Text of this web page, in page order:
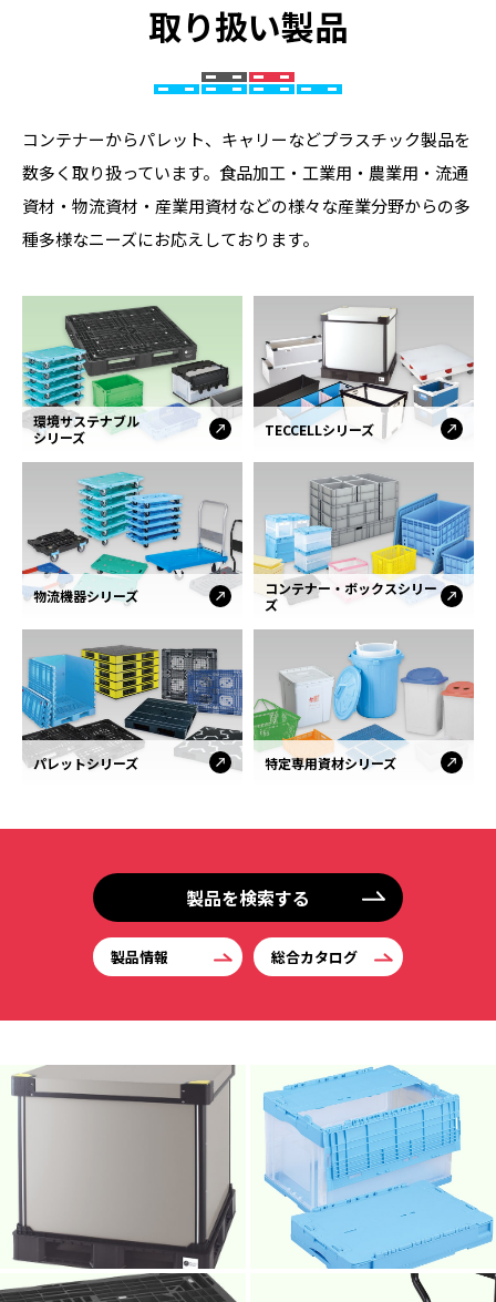
取り扱い製品
コンテナーからパレット、キャリーなどプラスチック製品を
数多く取り扱っています。食品加工・工業用・農業用・流通
資材・物流資材・産業用資材などの様々な産業分野からの多
種多様なニーズにお応えしております。
環境サステナブル
シリーズ
TECCELLシリーズ
物流機器シリーズ
コンテナー・ボックスシリー
ズ
パレットシリーズ 特定専用資材シリーズ
製品を検索する
製品情報 総合カタログ